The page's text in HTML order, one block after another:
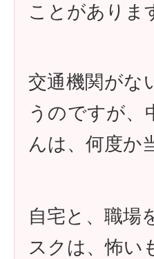
ことがありま
交通機関がな
うのですが、
んは、何度か
自宅と、職場
スクは、怖い